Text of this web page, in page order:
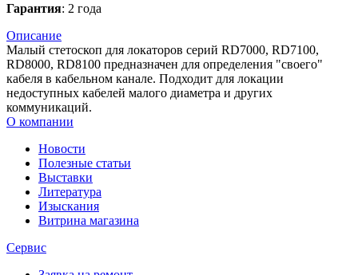
Гарантия: 2 года
Описание
Малый стетоскоп для локаторов серий RD7000, RD7100,
RD8000, RD8100 предназначен для определения "своего"
кабеля в кабельном канале. Подходит для локации
недоступных кабелей малого диаметра и других
коммуникаций.
О компании
Новости
Полезные статьи
Выставки
Литература
Изыскания
Витрина магазина
Сервис